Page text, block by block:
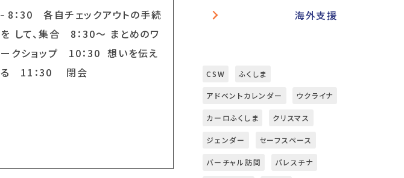
8：30 各自チェックアウトの手続
を して、集合 8：30～ まとめのワ
ークショップ 10：30 想いを伝え
る 11：30 閉会
海外支援
CSW ふくしま
アドベントカレンダー ウクライナ
カーロふくしま クリスマス
ジェンダー セーフスペース
バーチャル訪問 パレスチナ